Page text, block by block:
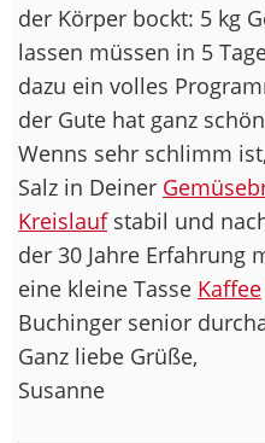
der Körper bockt: 5 kg
lassen müssen in 5
dazu ein volles
der Gute hat ganz
Wenns sehr schlimm
Salz in Deiner
Kreislaufstabil und
der 30 Jahre Erfahrung
eine kleine Tasse Kaffee
Buchinger senior
Ganz liebe Grüße,
Susanne